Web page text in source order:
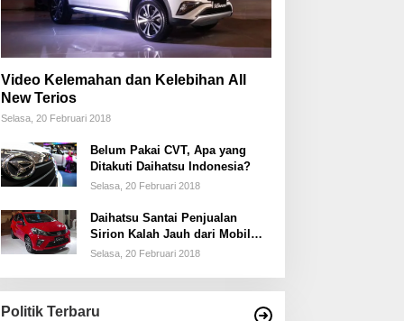
Video Kelemahan dan Kelebihan All
New Terios
Selasa, 20 Februari 2018
Belum Pakai CVT, Apa yang
Ditakuti Daihatsu Indonesia?
Selasa, 20 Februari 2018
Daihatsu Santai Penjualan
Sirion Kalah Jauh dari Mobil
LCGC
Selasa, 20 Februari 2018
Politik Terbaru